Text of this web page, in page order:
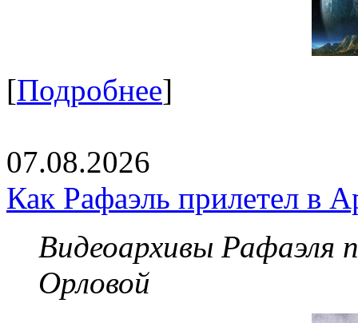
[Подробнее]
07.08.2026
Как Рафаэль прилетел в
Видеоархивы Рафаэля
Орловой